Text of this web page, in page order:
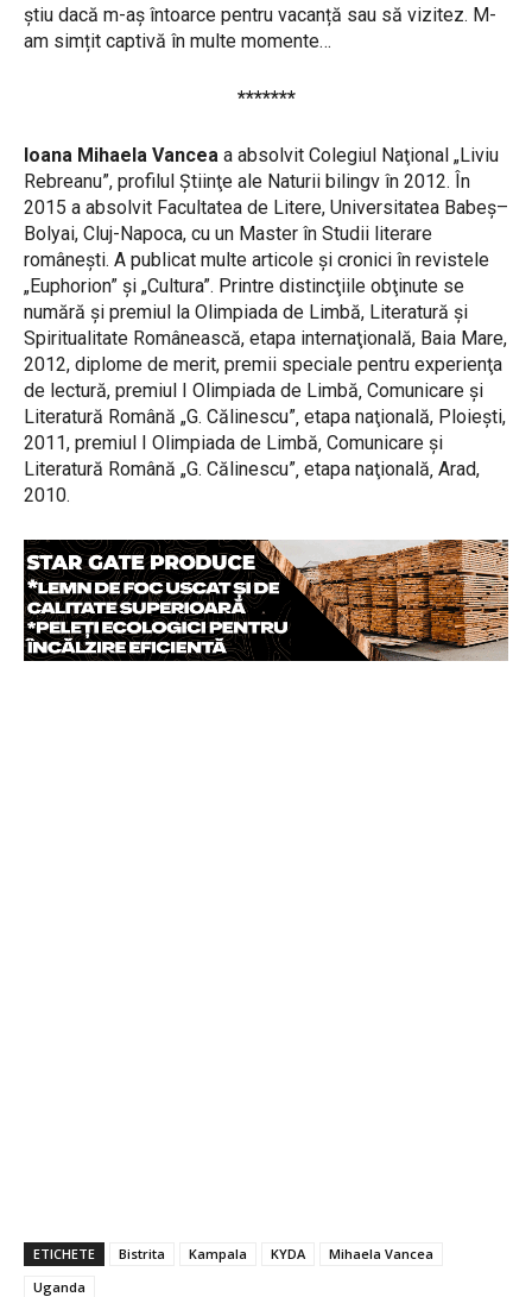
știu dacă m-aș întoarce pentru vacanță sau să vizitez. M-
am simțit captivă în multe momente…
*******
Ioana Mihaela Vancea a absolvit Colegiul Naţional „Liviu
Rebreanu”, profilul Ştiinţe ale Naturii bilingv în 2012. În
2015 a absolvit Facultatea de Litere, Universitatea Babeş–
Bolyai, Cluj-Napoca, cu un Master în Studii literare
româneşti. A publicat multe articole şi cronici în revistele
„Euphorion” şi „Cultura”. Printre distincţiile obţinute se
numără şi premiul la Olimpiada de Limbă, Literatură şi
Spiritualitate Românească, etapa internaţională, Baia Mare,
2012, diplome de merit, premii speciale pentru experienţa
de lectură, premiul I Olimpiada de Limbă‚ Comunicare şi
Literatură Română „G. Călinescu”‚ etapa naţională, Ploieşti,
2011, premiul I Olimpiada de Limbă‚ Comunicare şi
Literatură Română „G. Călinescu”‚ etapa naţională‚ Arad,
2010.
ETICHETE Bistrita Kampala KYDA
Mihaela Vancea
Uganda